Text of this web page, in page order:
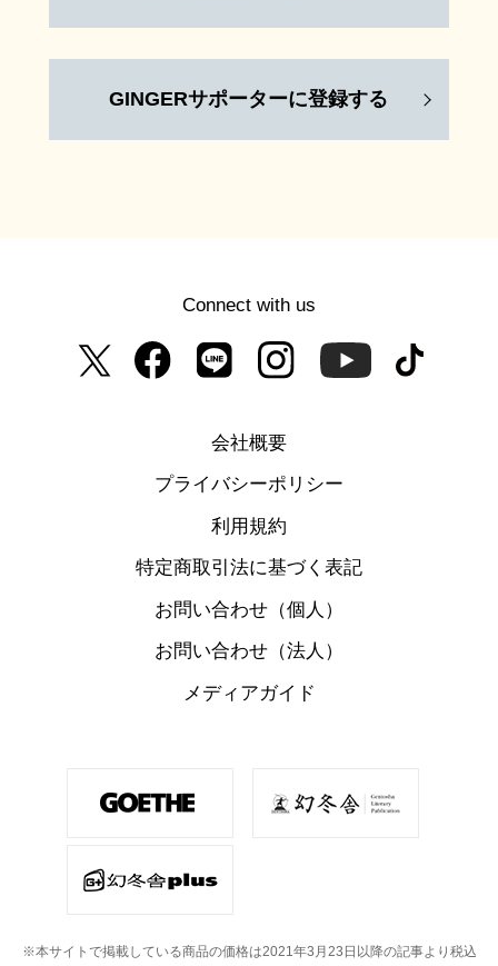
GINGERサポーターに登録する
Connect with us
会社概要
プライバシーポリシー
利用規約
特定商取引法に基づく表記
お問い合わせ（個人）
お問い合わせ（法人）
メディアガイド
※本サイトで掲載している商品の価格は2021年3月23日以降の記事より税込